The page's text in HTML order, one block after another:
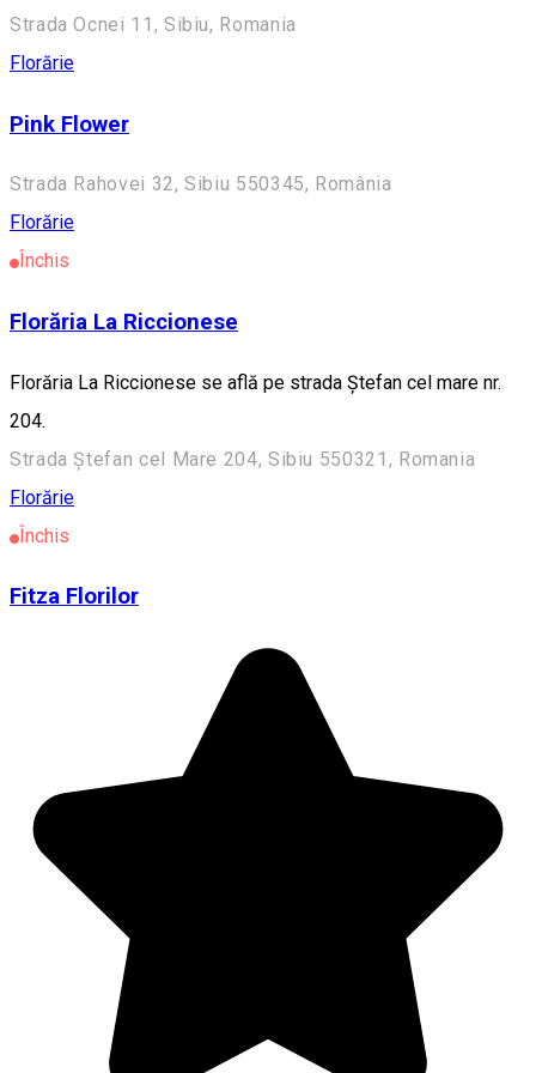
Strada Ocnei 11, Sibiu, Romania
Florărie
Pink Flower
Strada Rahovei 32, Sibiu 550345, România
Florărie
Închis
Florăria La Riccionese
Florăria La Riccionese se află pe strada Ștefan cel mare nr.
204.
Strada Ștefan cel Mare 204, Sibiu 550321, Romania
Florărie
Închis
Fitza Florilor